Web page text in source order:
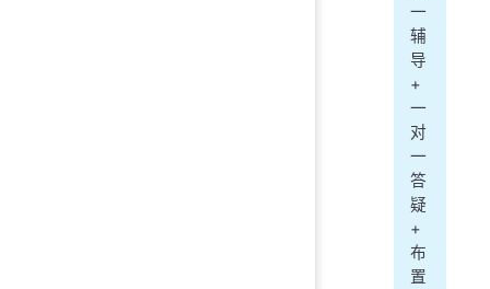
一
辅
导
+
一
对
一
答
疑
+
布
置